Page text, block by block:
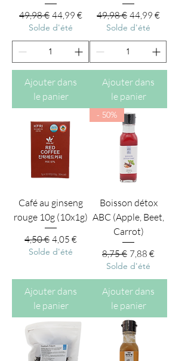
Prix original
49,98 € Prix promotionnel
44,99 €
Solde d'été
Ajouter dans
le panier
Prix original
49,98 € Prix
44,99 €
Solde d'été
Ajouter dans
le panier
Café au ginseng
rouge 10g (10x1g)
Prix original
4,50 € Prix promotionnel
4,05 €
Solde d'été
Ajouter dans
le panier
- 50%
Boisson détox
ABC (Apple, Beet,
Carrot)
Prix original
8,75 € Prix
7,88 €
Solde d'été
Ajouter dans
le panier